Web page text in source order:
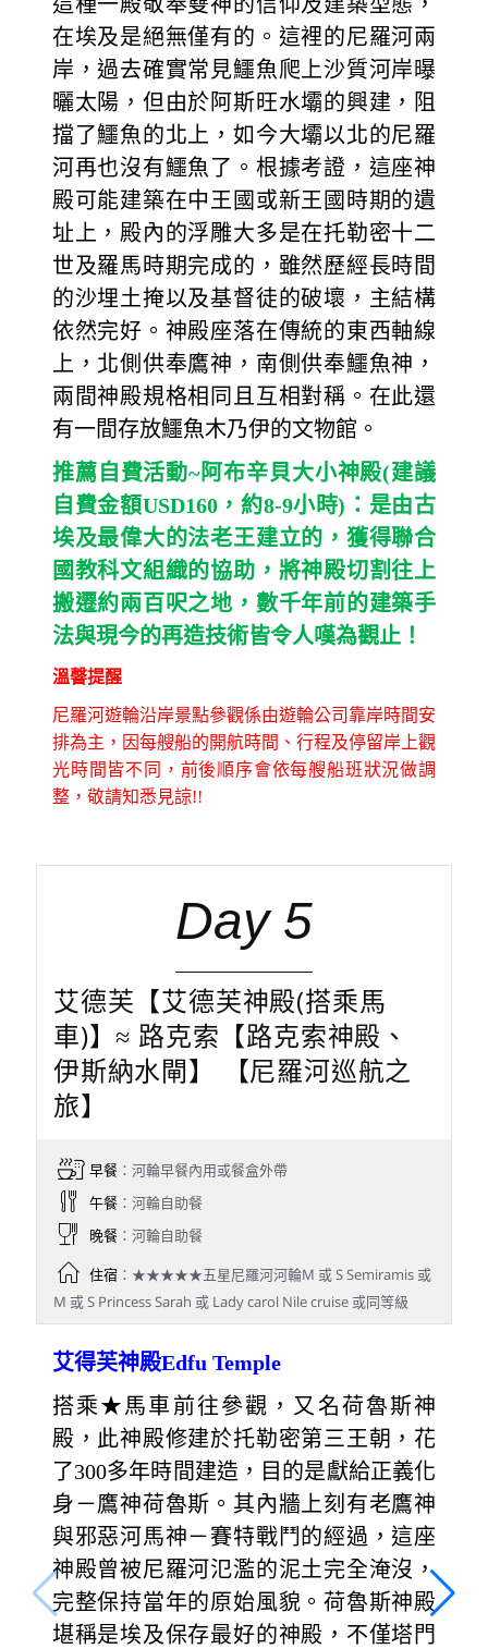
在埃及是絕無僅有的。這裡的尼羅河兩
岸，過去確實常見鱷魚爬上沙質河岸曝
曬太陽，但由於阿斯旺水壩的興建，阻
擋了鱷魚的北上，如今大壩以北的尼羅
河再也沒有鱷魚了。根據考證，這座神
殿可能建築在中王國或新王國時期的遺
址上，殿內的浮雕大多是在托勒密十二
世及羅馬時期完成的，雖然歷經長時間
的沙埋土掩以及基督徒的破壞，主結構
依然完好。神殿座落在傳統的東西軸線
上，北側供奉鷹神，南側供奉鱷魚神，
兩間神殿規格相同且互相對稱。在此還
有一間存放鱷魚木乃伊的文物館。
推薦自費活動~阿布辛貝大小神殿(建議
自費金額USD160，約8-9小時)：是由古
埃及最偉大的法老王建立的，獲得聯合
國教科文組織的協助，將神殿切割往上
搬遷約兩百呎之地，數千年前的建築手
法與現今的再造技術皆令人嘆為觀止！
溫韾提醒
尼羅河遊輪沿岸景點參觀係由遊輪公司靠岸時間安
排為主，因每艘船的開航時間、行程及停留岸上觀
光時間皆不同，前後順序會依每艘船班狀況做調
整，敬請知悉見諒!!
Day 5
艾德芙【艾德芙神殿(搭乘馬
車)】≈ 路克索【路克索神殿、
伊斯納水閘】 【尼羅河巡航之
旅】
早餐：河輪早餐內用或餐盒外帶
午餐：河輪自助餐
晚餐：河輪自助餐
住宿：★★★★★五星尼羅河河輪M 或 S Semiramis 或
M 或 S Princess Sarah 或 Lady carol Nile cruise 或同等級
艾得芙神殿Edfu Temple
搭乘★馬車前往參觀，又名荷魯斯神
殿，此神殿修建於托勒密第三王朝，花
了300多年時間建造，目的是獻給正義化
身－鷹神荷魯斯。其內牆上刻有老鷹神
與邪惡河馬神－賽特戰鬥的經過，這座
神殿曾被尼羅河氾濫的泥土完全淹沒，
完整保持當年的原始風貌。荷魯斯神殿
堪稱是埃及保存最好的神殿，不僅塔門